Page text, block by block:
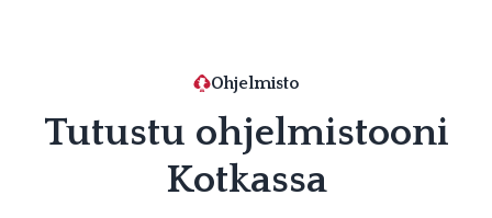
Ohjelmisto
Tutustu ohjelmistooni
Kotkassa